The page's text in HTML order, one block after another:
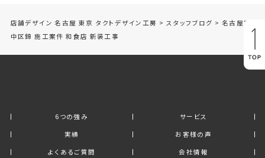
店舗デザイン 名古屋 東京 タクトデザイン工房 > スタッフブログ > 名古屋市
中区錦 施工案件 和食店 新装工事
6つの強み
サービス
実績
お客様の声
よくあるご質問
会社情報